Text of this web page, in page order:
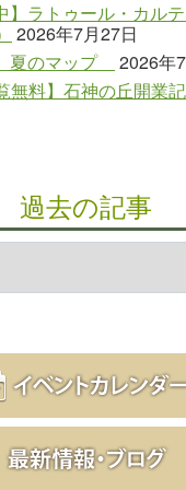
】ラトゥール・カル
2026年7月27日
夏のマップ
2026年
無料】石神の丘開業
過去の記事